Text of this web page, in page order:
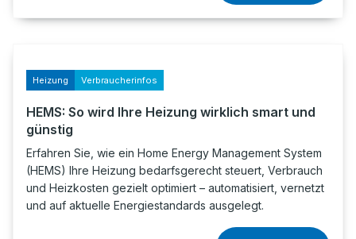
Heizung Verbraucherinfos
HEMS: So wird Ihre Heizung wirklich smart und
günstig
Erfahren Sie, wie ein Home Energy Management System
(HEMS) Ihre Heizung bedarfsgerecht steuert, Verbrauch
und Heizkosten gezielt optimiert – automatisiert, vernetzt
und auf aktuelle Energiestandards ausgelegt.